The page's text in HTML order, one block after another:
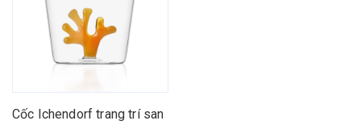
Cốc Ichendorf trang trí san